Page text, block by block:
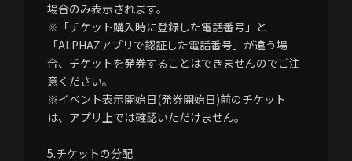
場合のみ表示されます。
※「チケット購入時に登録した電話番号」と
「ALPHAZアプリで認証した電話番号」が違う場
合、チケットを発券することはできませんのでご注
意ください。
※イベント表示開始日(発券開始日)前のチケット
は、アプリ上では確認いただけません。
5.チケットの分配